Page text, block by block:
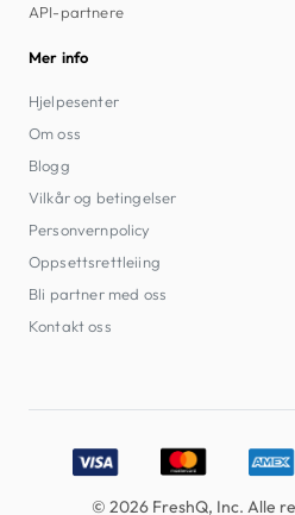
API-partnere
Mer info
Hjelpesenter
Om oss
Blogg
Vilkår og betingelser
Personvernpolicy
Oppsettsrettleiing
Bli partner med oss
Kontakt oss
Accepted payment
© 2026 FreshQ, Inc. Alle